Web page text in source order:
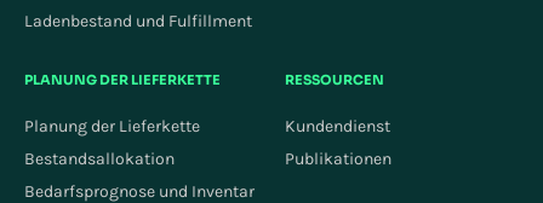
Ladenbestand und Fulfillment
PLANUNG DER LIEFERKETTE
Planung der Lieferkette
Bestandsallokation
Bedarfsprognose und Inventar
RESSOURCEN
Kundendienst
Publikationen